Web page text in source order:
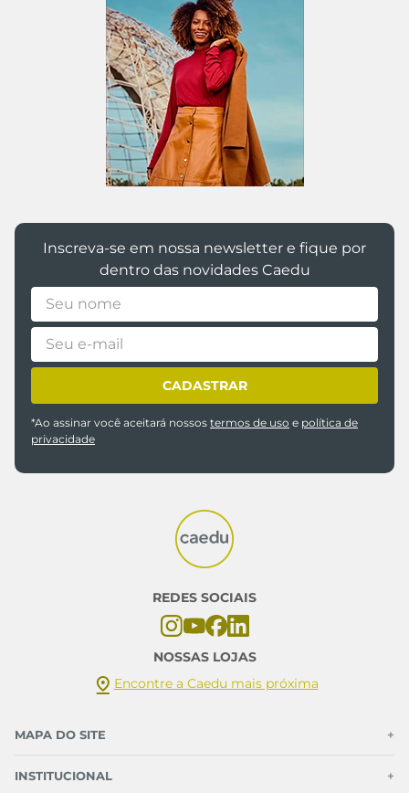
Inscreva-se em nossa newsletter e fique por
dentro das novidades Caedu
CADASTRAR
*Ao assinar você aceitará nossos termos de uso e política de
privacidade
REDES SOCIAIS
NOSSAS LOJAS
Encontre a Caedu mais próxima
MAPA DO SITE +
INSTITUCIONAL +